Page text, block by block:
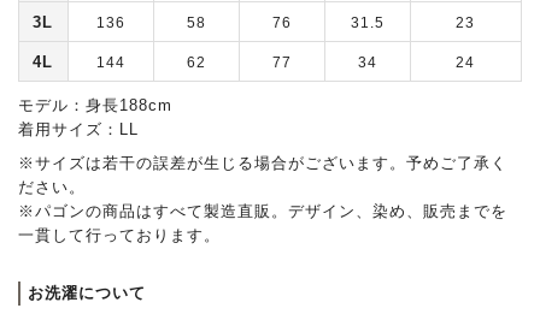
3L 136 58 76 31.5 23
4L 144 62 77 34 24
モデル：身長188cm
着用サイズ：LL
※サイズは若干の誤差が生じる場合がございます。予めご了承く
ださい。
※パゴンの商品はすべて製造直販。デザイン、染め、販売までを
一貫して行っております。
お洗濯について